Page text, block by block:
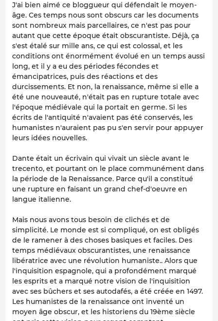
J'ai bien aimé ce bloggueur qui défendait le moyen-
âge. Ces temps nous sont obscurs car les documents
sont nombreux mais parcellaires, ce n'est pas pour
autant que cette époque était obscurantiste. Déjà, ça
s'est étalé sur mille ans, ce qui est colossal, et les
conditions ont énormément évolué en un temps aussi
long, et il y a eu des périodes fécondes et
émancipatrices, puis des réactions et des
durcissements. Et non, la renaissance, même si elle a
été une nouveauté, n'était pas en rupture totale avec
l'époque médiévale qui la portait en germe. Si les
écrits de l'antiquité n'avaient pas été conservés, les
humanistes n'auraient pas pu s'en servir pour appuyer
leurs idées nouvelles.
Dante était un écrivain qui vivait un siècle avant le
trecento, et pourtant on le place communément dans
la période de la Renaissance. Parce qu'il a constitué
une rupture en faisant un grand chef-d'oeuvre en
langue italienne.
Mais nous avons tous besoin de clichés et de
simplicité. Le monde est si compliqué, on est obligés
de le ramener à des choses basiques et faciles. Des
temps médiévaux obscurantistes, une renaissance
libératrice avec une révolution humaniste.. Alors que
l'inquisition espagnole, qui a profondément marqué
les esprits et a marqué notre vision de l'inquisition
avec ses bûchers et ses autodafés, a été créée en 1497.
Les humanistes de la renaissance ont inventé un
moyen âge obscur, et les historiens du 19ème siècle